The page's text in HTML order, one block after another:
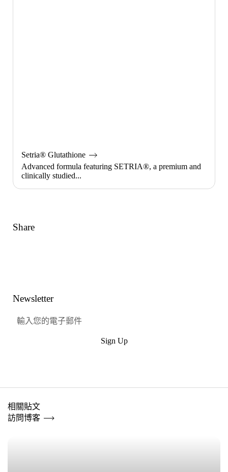
Share
Newsletter
提交
Sign Up
Setria® Glutathione
Advanced formula featuring SETRIA®, a premium and
clinically studied...
相關貼文
訪問博客